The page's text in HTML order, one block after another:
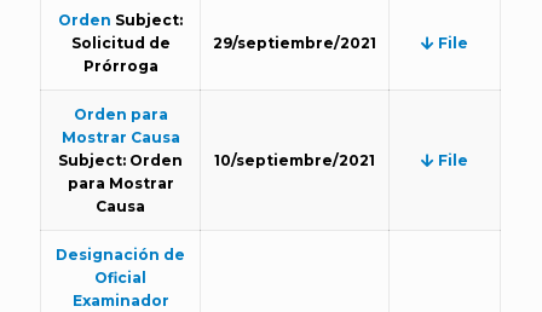
Orden Subject:
Solicitud de
Prórroga
29/septiembre/2021 File
Orden para
Mostrar Causa
Subject: Orden
para Mostrar
Causa
10/septiembre/2021 File
Designación de
Oficial
Examinador